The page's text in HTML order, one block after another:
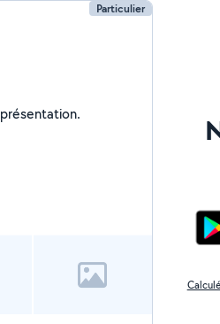
Particulier
Je n'ai pas encore renseigné ma présentation.